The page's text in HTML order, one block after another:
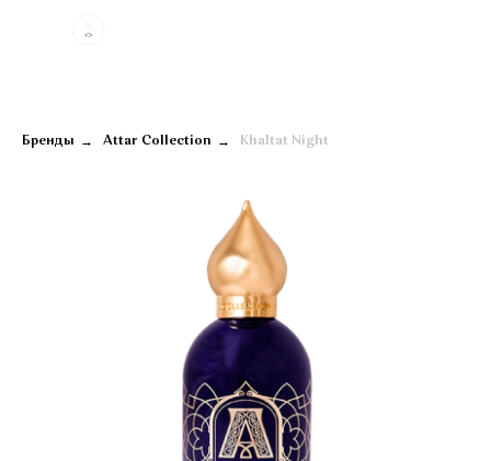
Бренды → Attar Collection → Khaltat Night